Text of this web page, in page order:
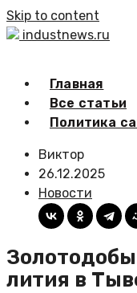
Skip to content
industnews.ru
Главная
Все статьи
Политика
Виктор
26.12.2025
Новости
лития в